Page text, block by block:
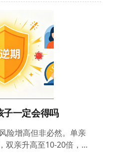
一定会得吗
险增高但非必然。单亲
双亲升高至10-20倍，但